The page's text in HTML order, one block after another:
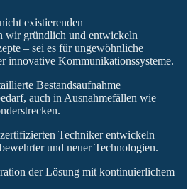
existierenden
wir gründlich und entwickeln
– sei es für ungewöhnliche
innovative Kommunikationssysteme.
Bestandsaufnahme
auch in Ausnahmefällen wie
Techniker entwickeln
und neuer Technologien.
der Lösung mit kontinuierlichem